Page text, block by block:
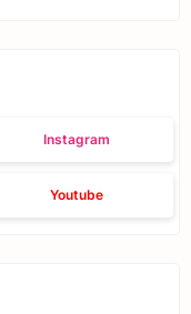
Instagram
Youtube